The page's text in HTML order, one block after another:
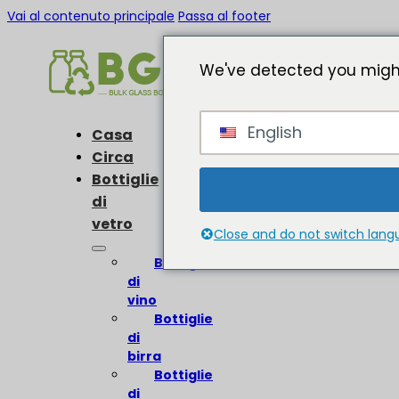
Vai al contenuto principale Passa al footer
Casa
Circa
Bottiglie
di
vetro
Bottiglie
di
vino
Bottiglie
di
birra
Bottiglie
di
We've detected you
English
Close and do not switch